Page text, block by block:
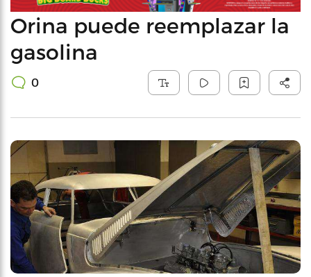
Orina puede reemplazar la
gasolina
0